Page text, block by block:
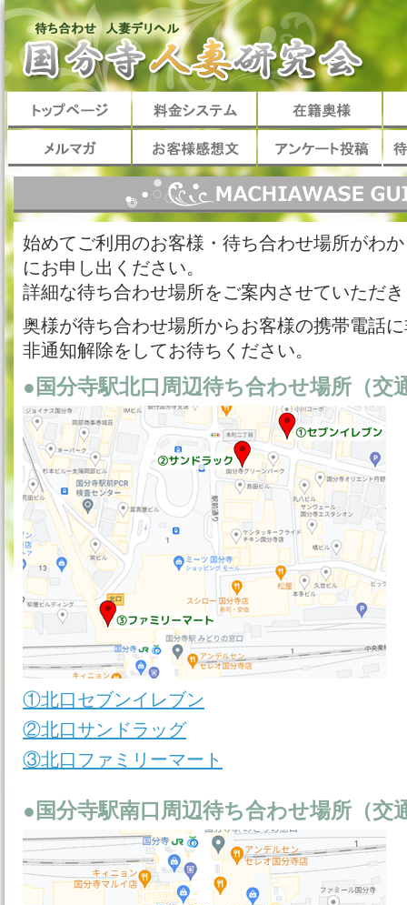
始めてご利用のお客様・待ち合わせ場所がわ
にお申し出ください。
詳細な待ち合わせ場所をご案内させていただ
奥様が待ち合わせ場所からお客様の携帯電話
非通知解除をしてお待ちください。
●国分寺駅北口周辺待ち合わせ場所（交
①北口セブンイレブン
②北口サンドラッグ
③北口ファミリーマート
●国分寺駅南口周辺待ち合わせ場所（交